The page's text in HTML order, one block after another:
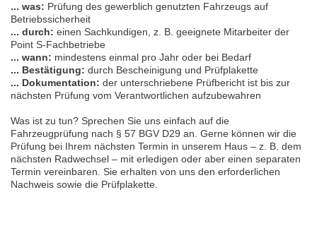
... was: Prüfung des gewerblich genutzten Fahrzeugs auf
Betriebssicherheit
... durch: einen Sachkundigen, z. B. geeignete Mitarbeiter der
Point S-Fachbetriebe
... wann: mindestens einmal pro Jahr oder bei Bedarf
... Bestätigung: durch Bescheinigung und Prüfplakette
... Dokumentation: der unterschriebene Prüfbericht ist bis zur
nächsten Prüfung vom Verantwortlichen aufzubewahren
Was ist zu tun? Sprechen Sie uns einfach auf die
Fahrzeugprüfung nach § 57 BGV D29 an. Gerne können wir die
Prüfung bei Ihrem nächsten Termin in unserem Haus – z. B. dem
nächsten Radwechsel – mit erledigen oder aber einen separaten
Termin vereinbaren. Sie erhalten von uns den erforderlichen
Nachweis sowie die Prüfplakette.